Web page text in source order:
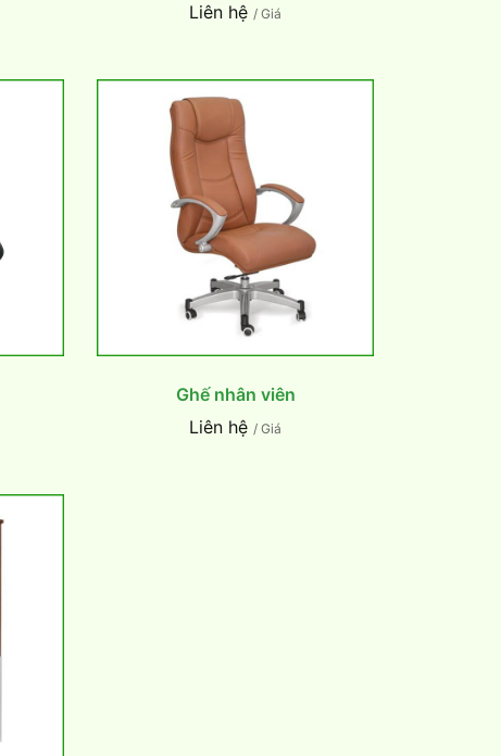
Liên hệ / Giá
Ghế nhân viên
Liên hệ / Giá